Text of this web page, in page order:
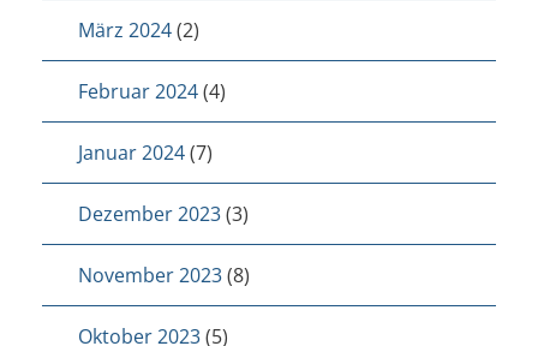
März 2024(2)
Februar 2024(4)
Januar 2024(7)
Dezember 2023(3)
November 2023(8)
Oktober 2023(5)